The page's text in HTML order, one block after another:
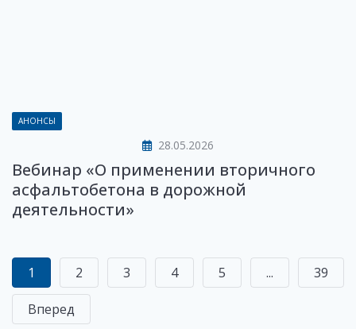
АНОНСЫ
28.05.2026
Вебинар «О применении вторичного
асфальтобетона в дорожной
деятельности»
1 2 3 4 5 ... 39
Вперед